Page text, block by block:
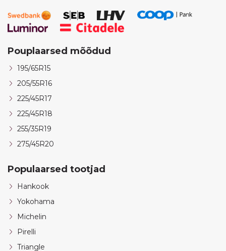
Pouplaarsed mõõdud
195/65R15
205/55R16
225/45R17
225/45R18
255/35R19
275/45R20
Populaarsed tootjad
Hankook
Yokohama
Michelin
Pirelli
Triangle